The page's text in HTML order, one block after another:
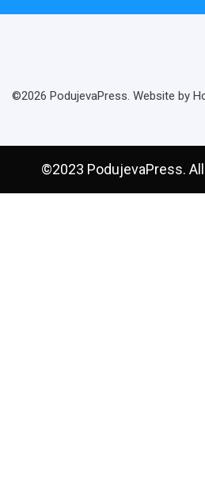
©2026 PodujevaPress. Website by
©2023 PodujevaPress.